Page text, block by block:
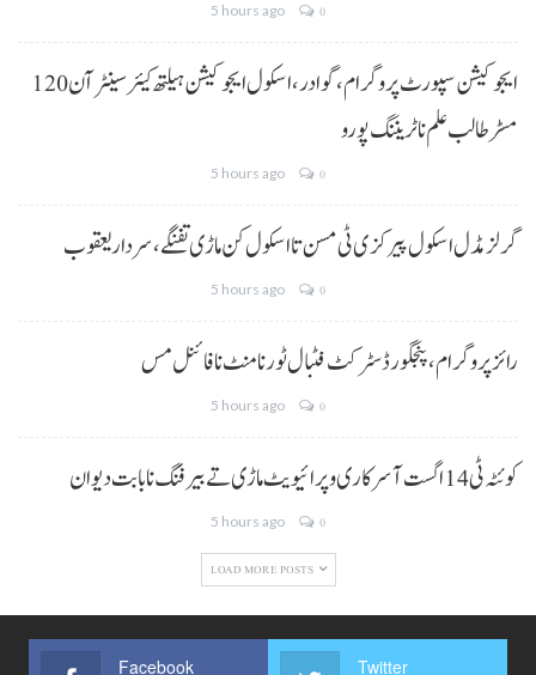
5 hours ago 0
ایجوکیشن سپورٹ پروگرام،گوادر، اسکول ایجوکیشن ہیلتھ کیئر سینٹر آن 120
مسڑ طالب علم نا ٹریننگ پورو
5 hours ago 0
گرلز مڈل اسکول پیرکزی ٹی مسن تا اسکول کن ماڑی تفنگے، سردار یعقوب
5 hours ago 0
رائز پروگرام، پنجگور ڈسٹرکٹ فٹبال ٹورنامنٹ نا فائنل مس
5 hours ago 0
کوئٹہ ٹی 14 اگست آ سرکاری و پرائیویٹ ماڑی تے بیرفنگ نا بابت دیوان
5 hours ago 0
LOAD MORE POSTS
Facebook Twitter